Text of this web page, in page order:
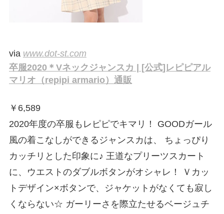
via www.dot-st.com
卒服2020＊Vネックジャンスカ | [公式]レピピアル
マリオ（repipi armario）通販
￥ 6,589
2020年度の卒服もレピピでキマリ！ GOODガール
風の着こなしができるジャンスカは、 ちょっぴり
カッチリとした印象に♪ 王道なプリーツスカート
に、ウエストのダブルボタンがオシャレ！ Ｖカッ
トデザイン×ボタンで、ジャケットがなくても寂し
くならない☆ ガーリーさを際立たせるベージュチ